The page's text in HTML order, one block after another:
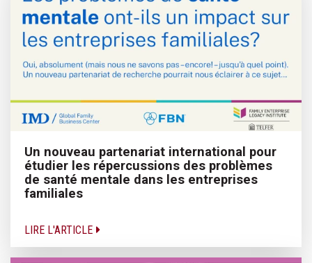
Un nouveau partenariat international pour
étudier les répercussions des problèmes
de santé mentale dans les entreprises
familiales
LIRE L'ARTICLE